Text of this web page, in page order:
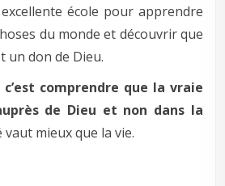
école pour apprendre
du monde et découvrir que
un don de Dieu.
comprendre que la vraie
de Dieu et non dans la
vaut mieux que la vie.